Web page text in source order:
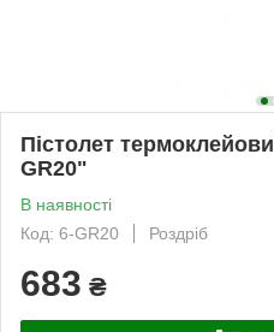
Пістолет
GR20"
В наявності
Код: 6-GR20
Роздріб
683 ₴